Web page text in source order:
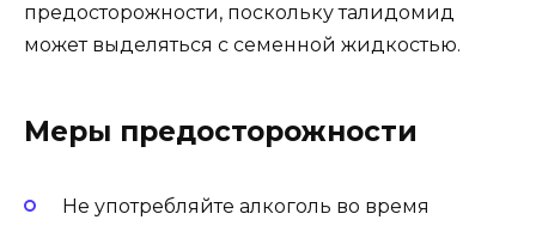
предосторожности, поскольку талидомид
может выделяться с семенной жидкостью.
Меры предосторожности
Не употребляйте алкоголь во время